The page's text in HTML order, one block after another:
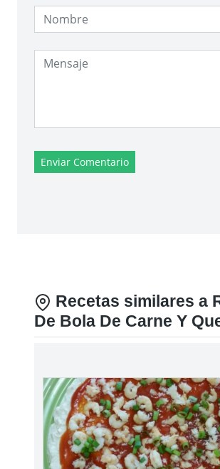
Enviar Comentario
Recetas similares a
De Bola De Carne Y